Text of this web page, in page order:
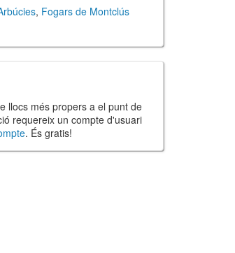
, Fogars de Montclús
llocs més propers a el punt de
requereix un compte d'usuari
. És gratis!